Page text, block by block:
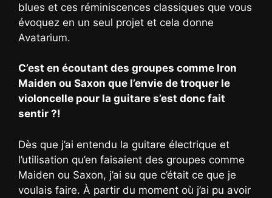
blues et ces réminiscences classiques que vous
évoquez en un seul projet et cela donne
Avatarium.
C’est en écoutant des groupes comme Iron
Maiden ou Saxon que l’envie de troquer le
violoncelle pour la guitare s’est donc fait
sentir ?!
Dès que j’ai entendu la guitare électrique et
l’utilisation qu’en faisaient des groupes comme
Maiden ou Saxon, j’ai su que c’était ce que je
voulais faire. À partir du moment où j’ai pu avoir